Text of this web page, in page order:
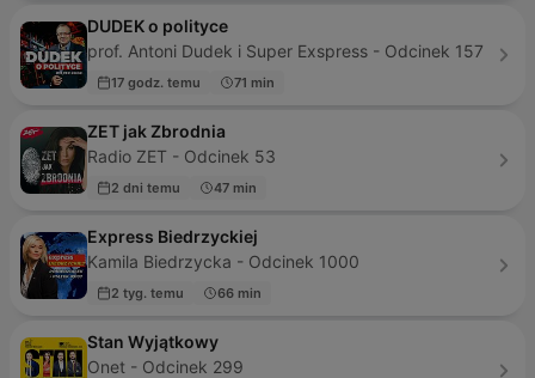
DUDEK o polityce
prof. Antoni Dudek i Super Exspress - Odcinek 157
17 godz. temu 71 min
ZET jak Zbrodnia
Radio ZET - Odcinek 53
2 dni temu 47 min
Express Biedrzyckiej
Kamila Biedrzycka - Odcinek 1000
2 tyg. temu 66 min
Stan Wyjątkowy
Onet - Odcinek 299